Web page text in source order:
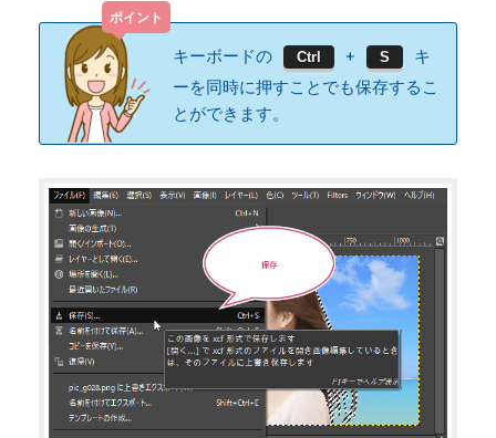
キーボードの Ctrl + S
キ
ーを同時に押すことでも保存するこ
とができます。